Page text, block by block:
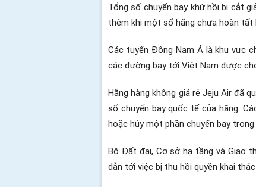
Tổng số chuyến bay khứ hồi bị cắt
thêm khi một số hãng chưa hoàn tất
Các tuyến Đông Nam Á là khu vực
các đường bay tới Việt Nam được
Hãng hàng không giá rẻ Jeju Air đã
số chuyến bay quốc tế của hãng.
hoặc hủy một phần chuyến bay
Bộ Đất đai, Cơ sở hạ tầng và Giao
dẫn tới việc bị thu hồi quyền khai